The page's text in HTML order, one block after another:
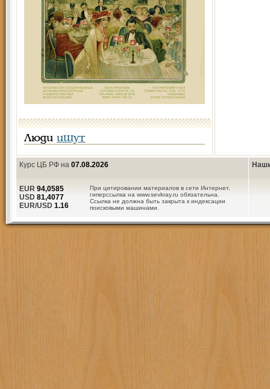
Люди ищут
Курс ЦБ РФ на 07.08.2026
При цитировании материалов в сети Интернет,
гиперссылка на www.sevkray.ru обязательна.
Ссылка не должна быть закрыта к индексации
поисковыми машинами.
EUR 94,0585
USD 81,4077
EUR/USD 1.16